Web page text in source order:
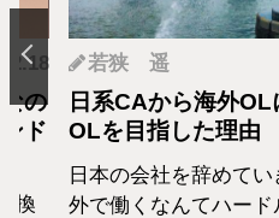
の
ド
換
若狭 遥
日系CAから海外
OLを目指した理由
日本の会社を辞めて
外で働くなんてハー